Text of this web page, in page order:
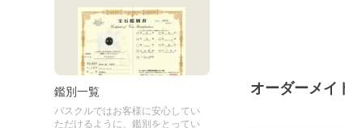
鑑別一覧
パスクルではお客様に安心してい
ただけるように、鑑別をとってい
オーダーメイ